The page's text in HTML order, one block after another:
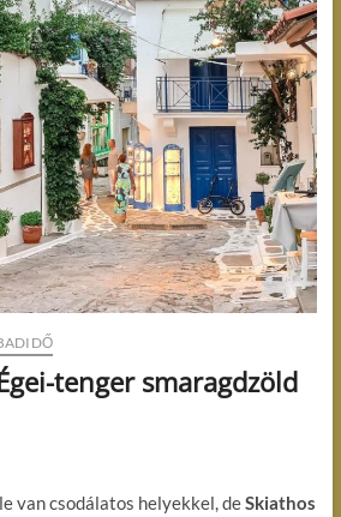
tenger smaragdzöld
van csodálatos helyekkel, deSkiathos